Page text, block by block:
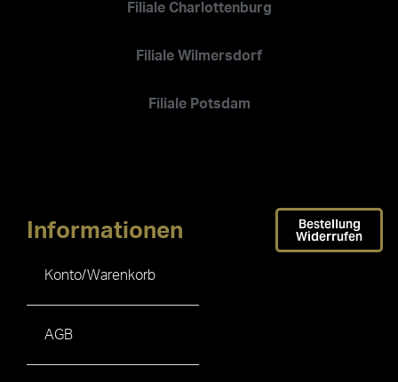
Filiale Charlottenburg
Filiale Wilmersdorf
Filiale Potsdam
Informationen
Konto/Warenkorb
AGB
Bestellung
Widerrufen